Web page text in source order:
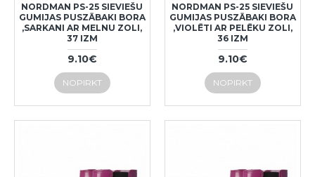
NORDMAN PS-25 SIEVIEŠU
GUMIJAS PUSZĀBAKI BORA
,SARKANI AR MELNU ZOLI,
37 IZM
9.10€
NOPIRKT
NORDMAN PS-25 SIEVIEŠU
GUMIJAS PUSZĀBAKI BORA
,VIOLĒTI AR PELĒKU ZOLI,
36 IZM
9.10€
NOPIRKT